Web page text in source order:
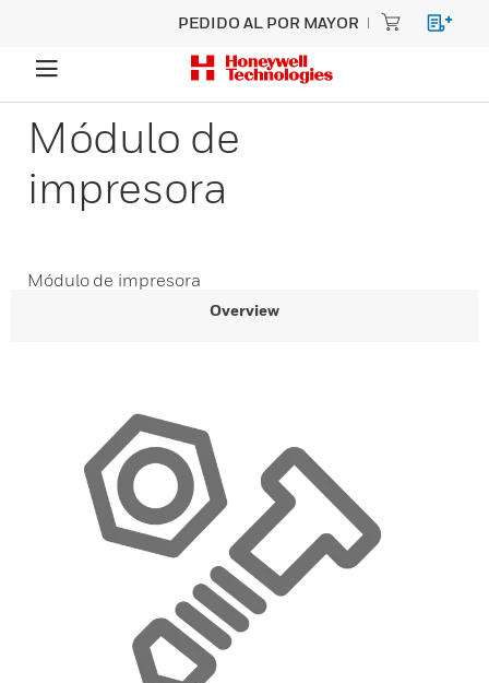
PEDIDO AL POR MAYOR
Módulo de
impresora
Módulo de impresora
Overview